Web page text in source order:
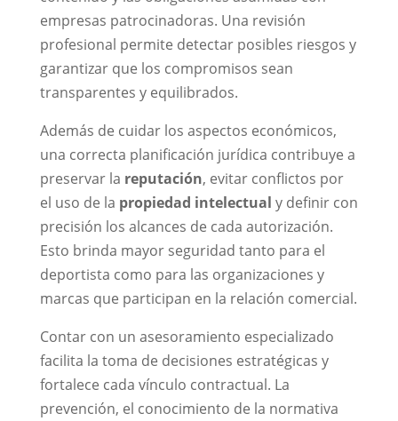
empresas patrocinadoras. Una revisión
profesional permite detectar posibles riesgos y
garantizar que los compromisos sean
transparentes y equilibrados.
Además de cuidar los aspectos económicos,
una correcta planificación jurídica contribuye a
preservar la reputación, evitar conflictos por
el uso de la propiedad intelectual y definir con
precisión los alcances de cada autorización.
Esto brinda mayor seguridad tanto para el
deportista como para las organizaciones y
marcas que participan en la relación comercial.
Contar con un asesoramiento especializado
facilita la toma de decisiones estratégicas y
fortalece cada vínculo contractual. La
prevención, el conocimiento de la normativa